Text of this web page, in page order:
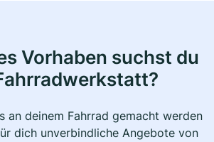
Vorhaben suchst du
an deinem Fahrrad gemacht werden
dich unverbindliche Angebote von